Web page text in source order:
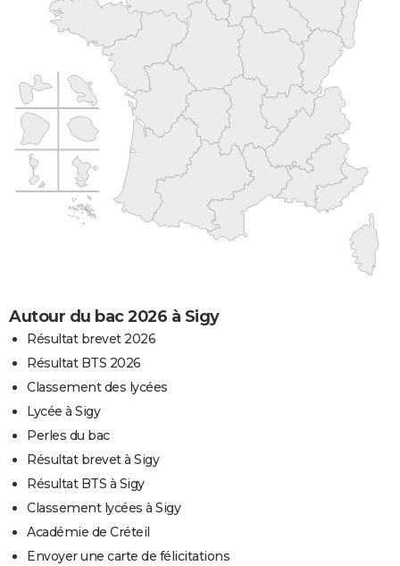
Autour du bac 2026 à Sigy
Résultat brevet 2026
Résultat BTS 2026
Classement des lycées
Lycée à Sigy
Perles du bac
Résultat brevet à Sigy
Résultat BTS à Sigy
Classement lycées à Sigy
Académie de Créteil
Envoyer une carte de félicitations